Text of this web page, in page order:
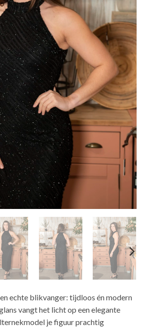
echte blikvanger: tijdloos én modern
vangt het licht op een elegante
je figuur prachtig